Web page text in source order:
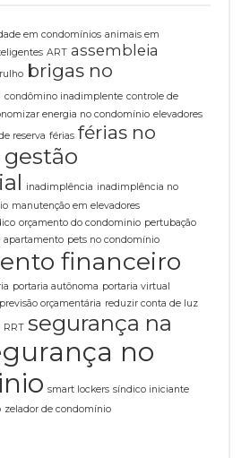
em condomínios animais em
ART assembleia
brigas no
condômino inadimplente controle de
energia no condomínio elevadores
reserva férias férias no
gestão
inadimplência inadimplência no
manutenção em elevadores
orçamento do condominio pertubação
apartamento pets no condomínio
financeiro
portaria autônoma portaria virtual
previsão orçamentária reduzir conta de luz
RRT segurança na
no
smart lockers síndico iniciante
zelador de condomínio